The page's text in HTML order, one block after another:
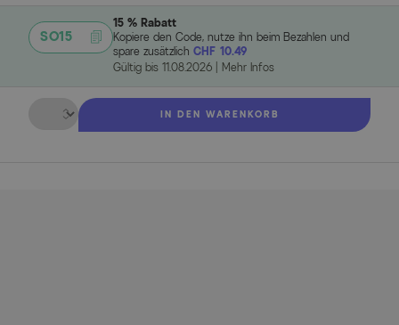
SO15
15 % Rabatt
Kopiere den Code, nutze ihn beim Bezahlen und
spare zusätzlich CHF 10.49
Gültig bis 11.08.2026 Mehr Infos
Menge
IN DEN WARENKORB